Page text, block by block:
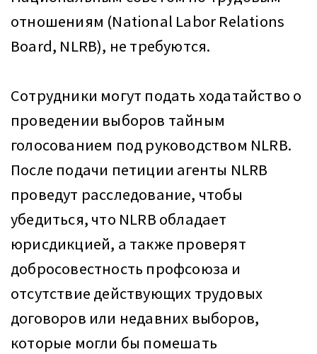
отношениям (National Labor Relations
Board, NLRB), не требуются.
Сотрудники могут подать ходатайство о
проведении выборов тайным
голосованием под руководством NLRB.
После подачи петиции агенты NLRB
проведут расследование, чтобы
убедиться, что NLRB обладает
юрисдикцией, а также проверят
добросовестность профсоюза и
отсутствие действующих трудовых
договоров или недавних выборов,
которые могли бы помешать